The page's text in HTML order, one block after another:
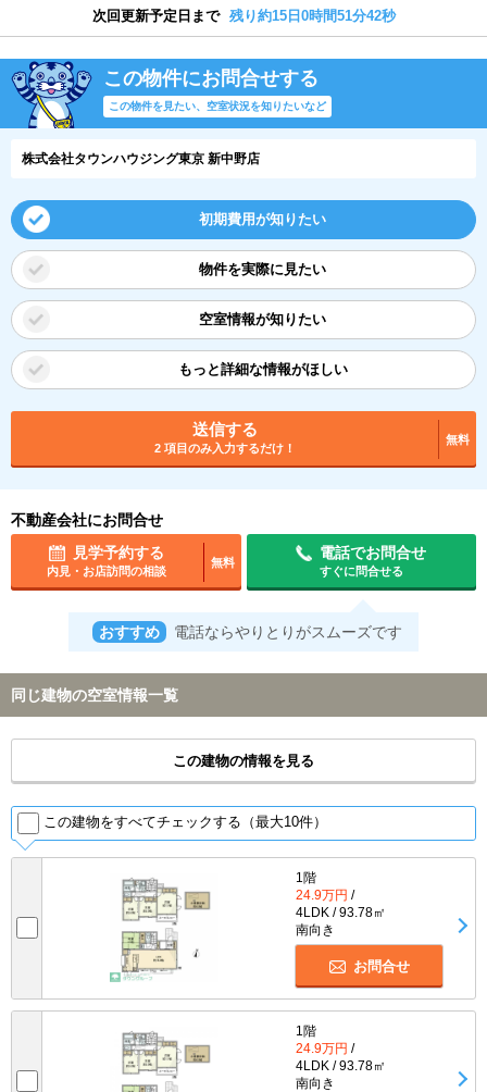
次回更新予定日まで 残り約15日0時間51分42秒
この物件にお問合せする
この物件を見たい、空室状況を知りたいなど
株式会社タウンハウジング東京 新中野店
初期費用が知りたい
物件を実際に見たい
空室情報が知りたい
もっと詳細な情報がほしい
送信する
2 項目のみ入力するだけ！
無料
不動産会社にお問合せ
見学予約する
内見・お店訪問の相談
無料
電話でお問合せ
すぐに問合せる
おすすめ 電話ならやりとりがスムーズです
同じ建物の空室情報一覧
この建物の情報を見る
この建物をすべてチェックする（最大10件）
1階
24.9万円 /
4LDK / 93.78㎡
南向き
お問合せ
1階
24.9万円 /
4LDK / 93.78㎡
南向き